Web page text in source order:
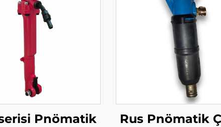
Pnömatik
Rus Pnömatik